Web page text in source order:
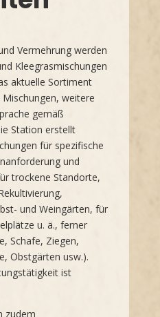
Vermehrung werden
Kleegrasmischungen
aktuelle Sortiment
weitere
gemäß
Station erstellt
für spezifische
und
trockene Standorte,
und Weingärten, für
u. ä., ferner
Schafe, Ziegen,
Obstgärten usw.).
ist
zudem